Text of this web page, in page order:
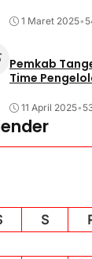
1 Maret 2025•
Pemkab
Time
11 April 2025•
S